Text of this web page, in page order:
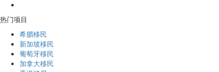
热门项目
希腊移民
新加坡移民
葡萄牙移民
加拿大移民